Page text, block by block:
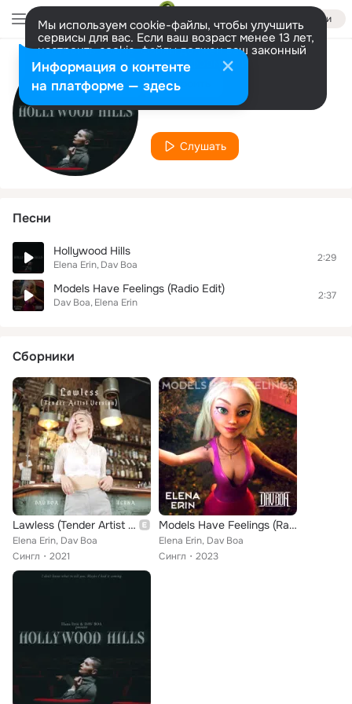
Войти
Мы используем cookie-файлы, чтобы улучшить
сервисы для вас. Если ваш возраст менее 13 лет,
настроить cookie-файлы должен ваш законный
представитель. Больше информации
Разрешить все Настроить
Исполнитель
Dav Boa
Слушать
Песни
Hollywood Hills
Elena Erin Dav Boa
2:29
Models Have Feelings (Radio Edit)
Dav Boa Elena Erin
2:37
Сборники
Lawless (Tender Artist Version)
Elena Erin, Dav Boa
Сингл
2021
Models Have Feelings (Radio Edit)
Elena Erin, Dav Boa
Сингл
2023
Информация о контенте
на платформе — здесь